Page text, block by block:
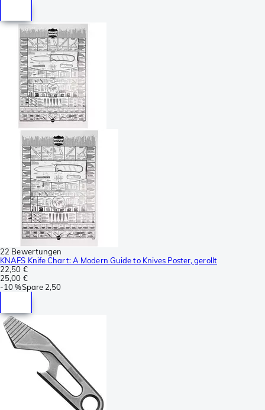
22 Bewertungen
KNAFS Knife Chart: A Modern Guide to Knives Poster, gerollt
22,50 €
25,00 €
-10 %Spare 2,50